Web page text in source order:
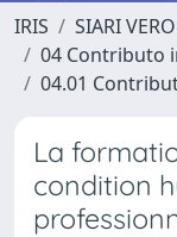
IRIS
SIARI
04 Contributo
04.01
La
condition